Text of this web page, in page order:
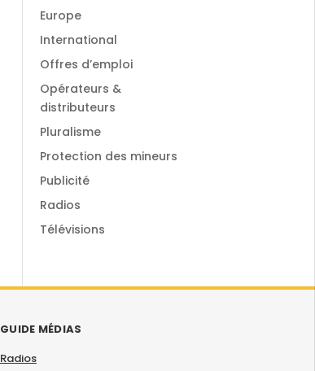
Europe
International
Offres d’emploi
Opérateurs &
distributeurs
Pluralisme
Protection des mineurs
Publicité
Radios
Télévisions
GUIDE MÉDIAS
Radios